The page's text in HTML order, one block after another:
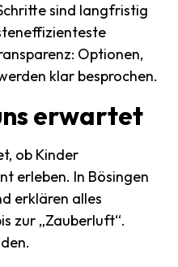
sind langfristig
Optionen,
klar besprochen.
erwartet
ob Kinder
erleben. In Bösingen
erklären alles
zur „Zauberluft“.